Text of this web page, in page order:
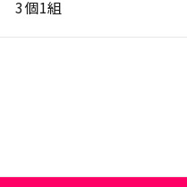
3個1組